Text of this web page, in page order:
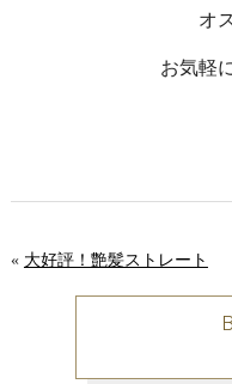
オ
お気軽
« 大好評！艶髪ストレート